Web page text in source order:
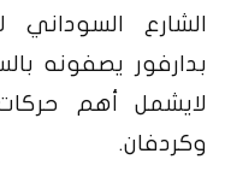
الشارع
بدارفور يصفونه
لايشمل أهم
وكردفان.